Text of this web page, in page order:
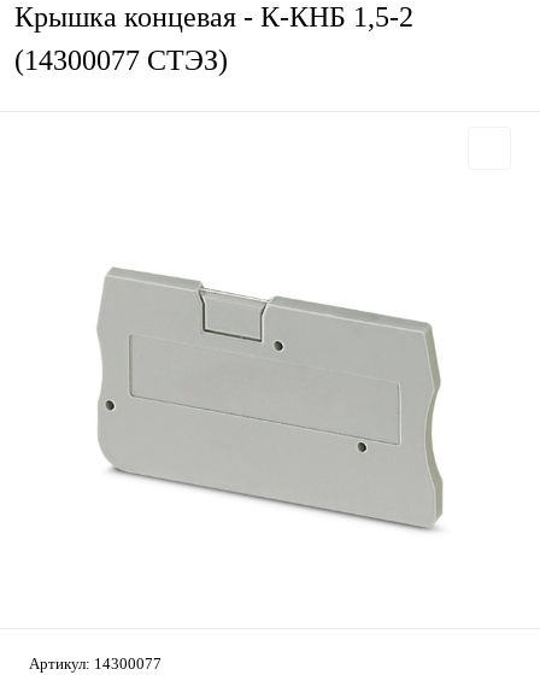
Крышка концевая - К-КНБ 1,5-2
(14300077 СТЭЗ)
Артикул: 14300077